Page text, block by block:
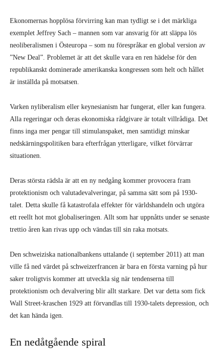
Ekonomernas hopplösa förvirring kan man tydligt se i det märkliga
exemplet Jeffrey Sach – mannen som var ansvarig för att släppa lös
neoliberalismen i Östeuropa – som nu förespråkar en global version av
”New Deal”. Problemet är att det skulle vara en ren hädelse för den
republikanskt dominerade amerikanska kongressen som helt och hållet
är inställda på motsatsen.
Varken nyliberalism eller keynesianism har fungerat, eller kan fungera.
Alla regeringar och deras ekonomiska rådgivare är totalt villrådiga. Det
finns inga mer pengar till stimulanspaket, men samtidigt minskar
nedskärningspolitiken bara efterfrågan ytterligare, vilket förvärrar
situationen.
Deras största rädsla är att en ny nedgång kommer provocera fram
protektionism och valutadevalveringar, på samma sätt som på 1930-
talet. Detta skulle få katastrofala effekter för världshandeln och utgöra
ett reellt hot mot globaliseringen. Allt som har uppnåtts under se senaste
trettio åren kan rivas upp och vändas till sin raka motsats.
Den schweiziska nationalbankens uttalande (i september 2011) att man
ville få ned värdet på schweizerfrancen är bara en första varning på hur
saker troligtvis kommer att utveckla sig när tendenserna till
protektionism och devalvering blir allt starkare. Det var detta som fick
Wall Street-kraschen 1929 att förvandlas till 1930-talets depression, och
det kan hända igen.
En nedåtgående spiral